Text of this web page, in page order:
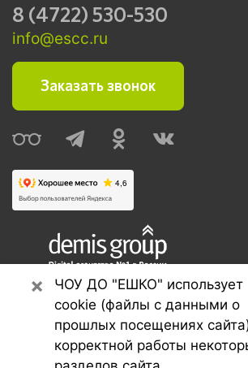
8 (4722) 530-530
info@escc.ru
Заказать звонок
Seo продвижение сайтов
Demis Group
©"ЕШКО",2026.
ЧОУ ДО "ЕШКО" использует
cookie (файлы с данными о
прошлых посещениях
корректной работы
×